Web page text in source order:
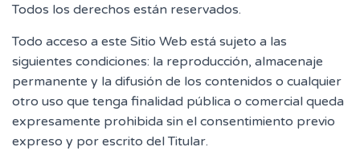
Todos los derechos están reservados.
Todo acceso a este Sitio Web está sujeto a las
siguientes condiciones: la reproducción, almacenaje
permanente y la difusión de los contenidos o cualquier
otro uso que tenga finalidad pública o comercial queda
expresamente prohibida sin el consentimiento previo
expreso y por escrito del Titular.